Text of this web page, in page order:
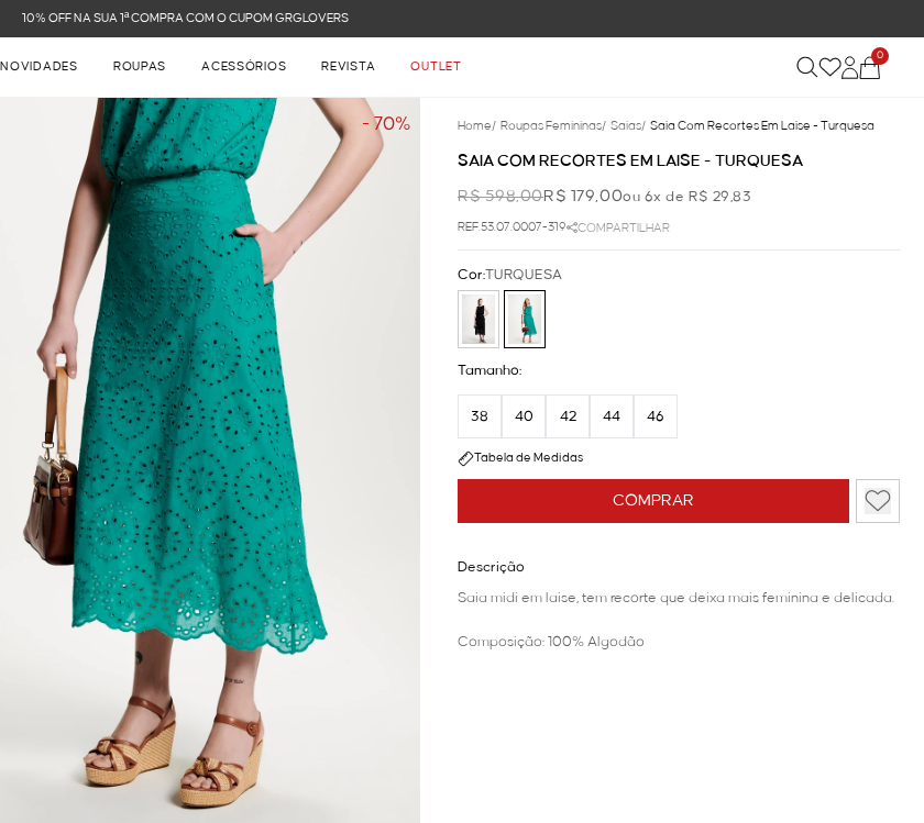
FRETE GRÁTIS NAS COMPRAS ACIMA DE R$ 899
NOVIDADES ROUPAS ACESSÓRIOS REVISTA OUTLET
0
- 70% Home/ Roupas Femininas/ Saias/ Saia Com Recortes Em Laise - Turquesa
SAIA COM RECORTES EM LAISE - TURQUESA
R$ 598,00R$ 179,00ou 6x de R$ 29,83
REF.53.07.0007-319 COMPARTILHAR
COMPRAR
Cor:TURQUESA
Tamanho:
38 40 42 44 46
Tabela de Medidas
Descrição
Saia midi em laise, tem recorte que deixa mais feminina e delicada.
Composição: 100% Algodão